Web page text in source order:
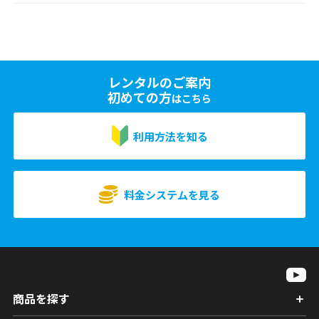
レンタルのご案内
初めての方はこちら
利用方法を知る
料金システムを見る
商品を探す